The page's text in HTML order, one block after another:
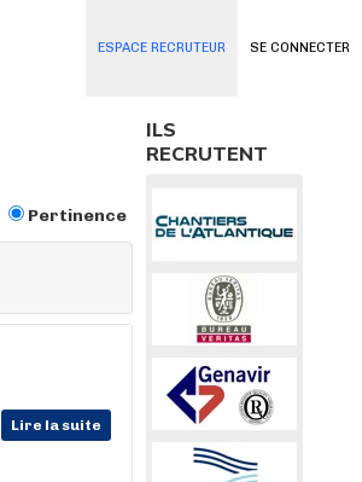
SE CONNECTER
ESPACE RECRUTEUR
Pertinence
Lire la suite
ILS
RECRUTENT